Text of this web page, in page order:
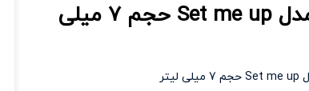
ژل ابرو شیگلم مدل Set me up حجم ۷ میلی